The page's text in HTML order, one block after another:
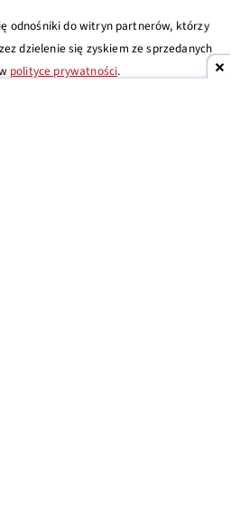
odnośniki do witryn partnerów, którzy
dzielenie się zyskiem ze sprzedanych
polityce prywatności.